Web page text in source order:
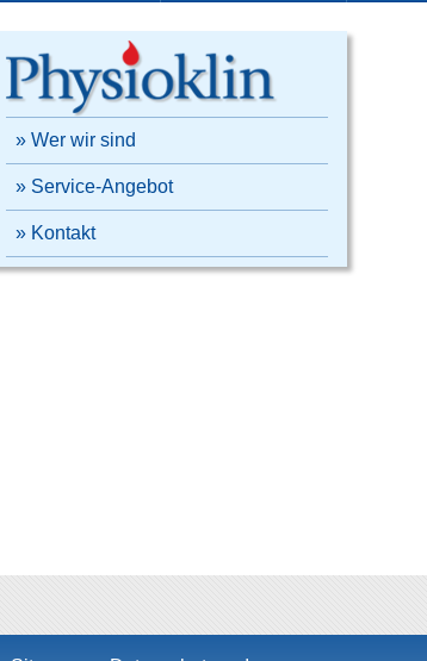
» Wer wir sind
» Service-Angebot
» Kontakt